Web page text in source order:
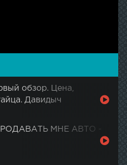
обзор. Цена,
Давидыч
МНЕ АВТО -